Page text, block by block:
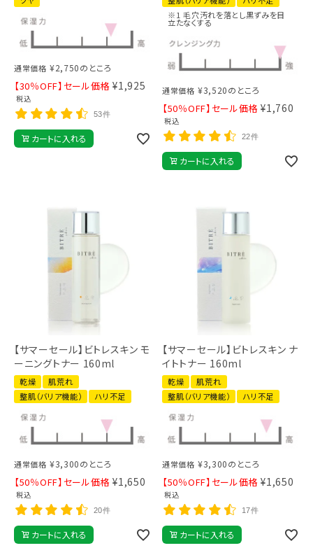
通常価格 ¥2,750のところ
【30％OFF】セール価格 ¥1,925
税込
53件
カートに入れる
※1 毛穴汚れを落とし黒ずみを目
立たなくする
通常価格 ¥3,520のところ
【50％OFF】セール価格 ¥1,760
税込
22件
カートに入れる
【サマーセール】ビトレスキン モ
ーニングトナー 160ml
乾燥
肌荒れ
整肌（バリア機能）
ハリ不足
通常価格 ¥3,300のところ
【50％OFF】セール価格 ¥1,650
税込
20件
カートに入れる
【サマーセール】ビトレスキン ナ
イトトナー 160ml
乾燥
肌荒れ
整肌（バリア機能）
ハリ不足
通常価格 ¥3,300のところ
【50％OFF】セール価格 ¥1,650
税込
17件
カートに入れる